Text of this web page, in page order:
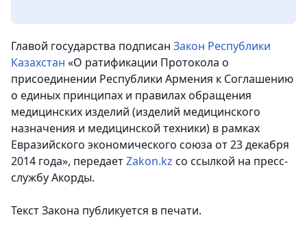
Главой государства подписан Закон Республики
Казахстан «О ратификации Протокола о
присоединении Республики Армения к Соглашению
о единых принципах и правилах обращения
медицинских изделий (изделий медицинского
назначения и медицинской техники) в рамках
Евразийского экономического союза от 23 декабря
2014 года», передаетZakon.kz со ссылкой на пресс-
службу Акорды.
Текст Закона публикуется в печати.